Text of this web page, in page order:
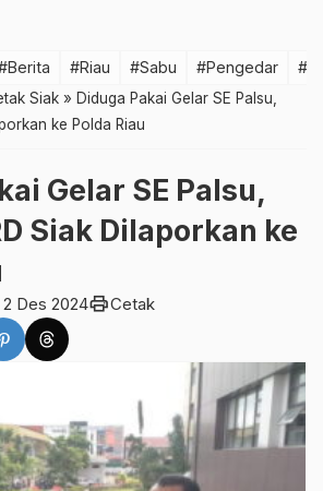
#Riau #Sabu #Pengedar
Siak » Diduga Pakai Gelar SE Palsu,
ke Polda Riau
Gelar SE Palsu,
Siak Dilaporkan ke
2 Des 2024printCetak